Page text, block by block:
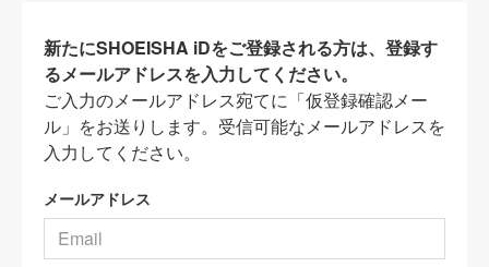
新たにSHOEISHA iDをご登録される方は、登録す
るメールアドレスを入力してください。
ご入力のメールアドレス宛てに「仮登録確認メー
ル」をお送りします。受信可能なメールアドレスを
入力してください。
メールアドレス